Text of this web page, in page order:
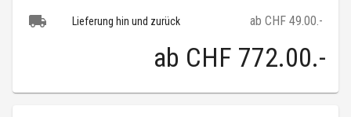
Lieferung hin und zurück ab CHF 49.00.-
ab CHF 772.00.-